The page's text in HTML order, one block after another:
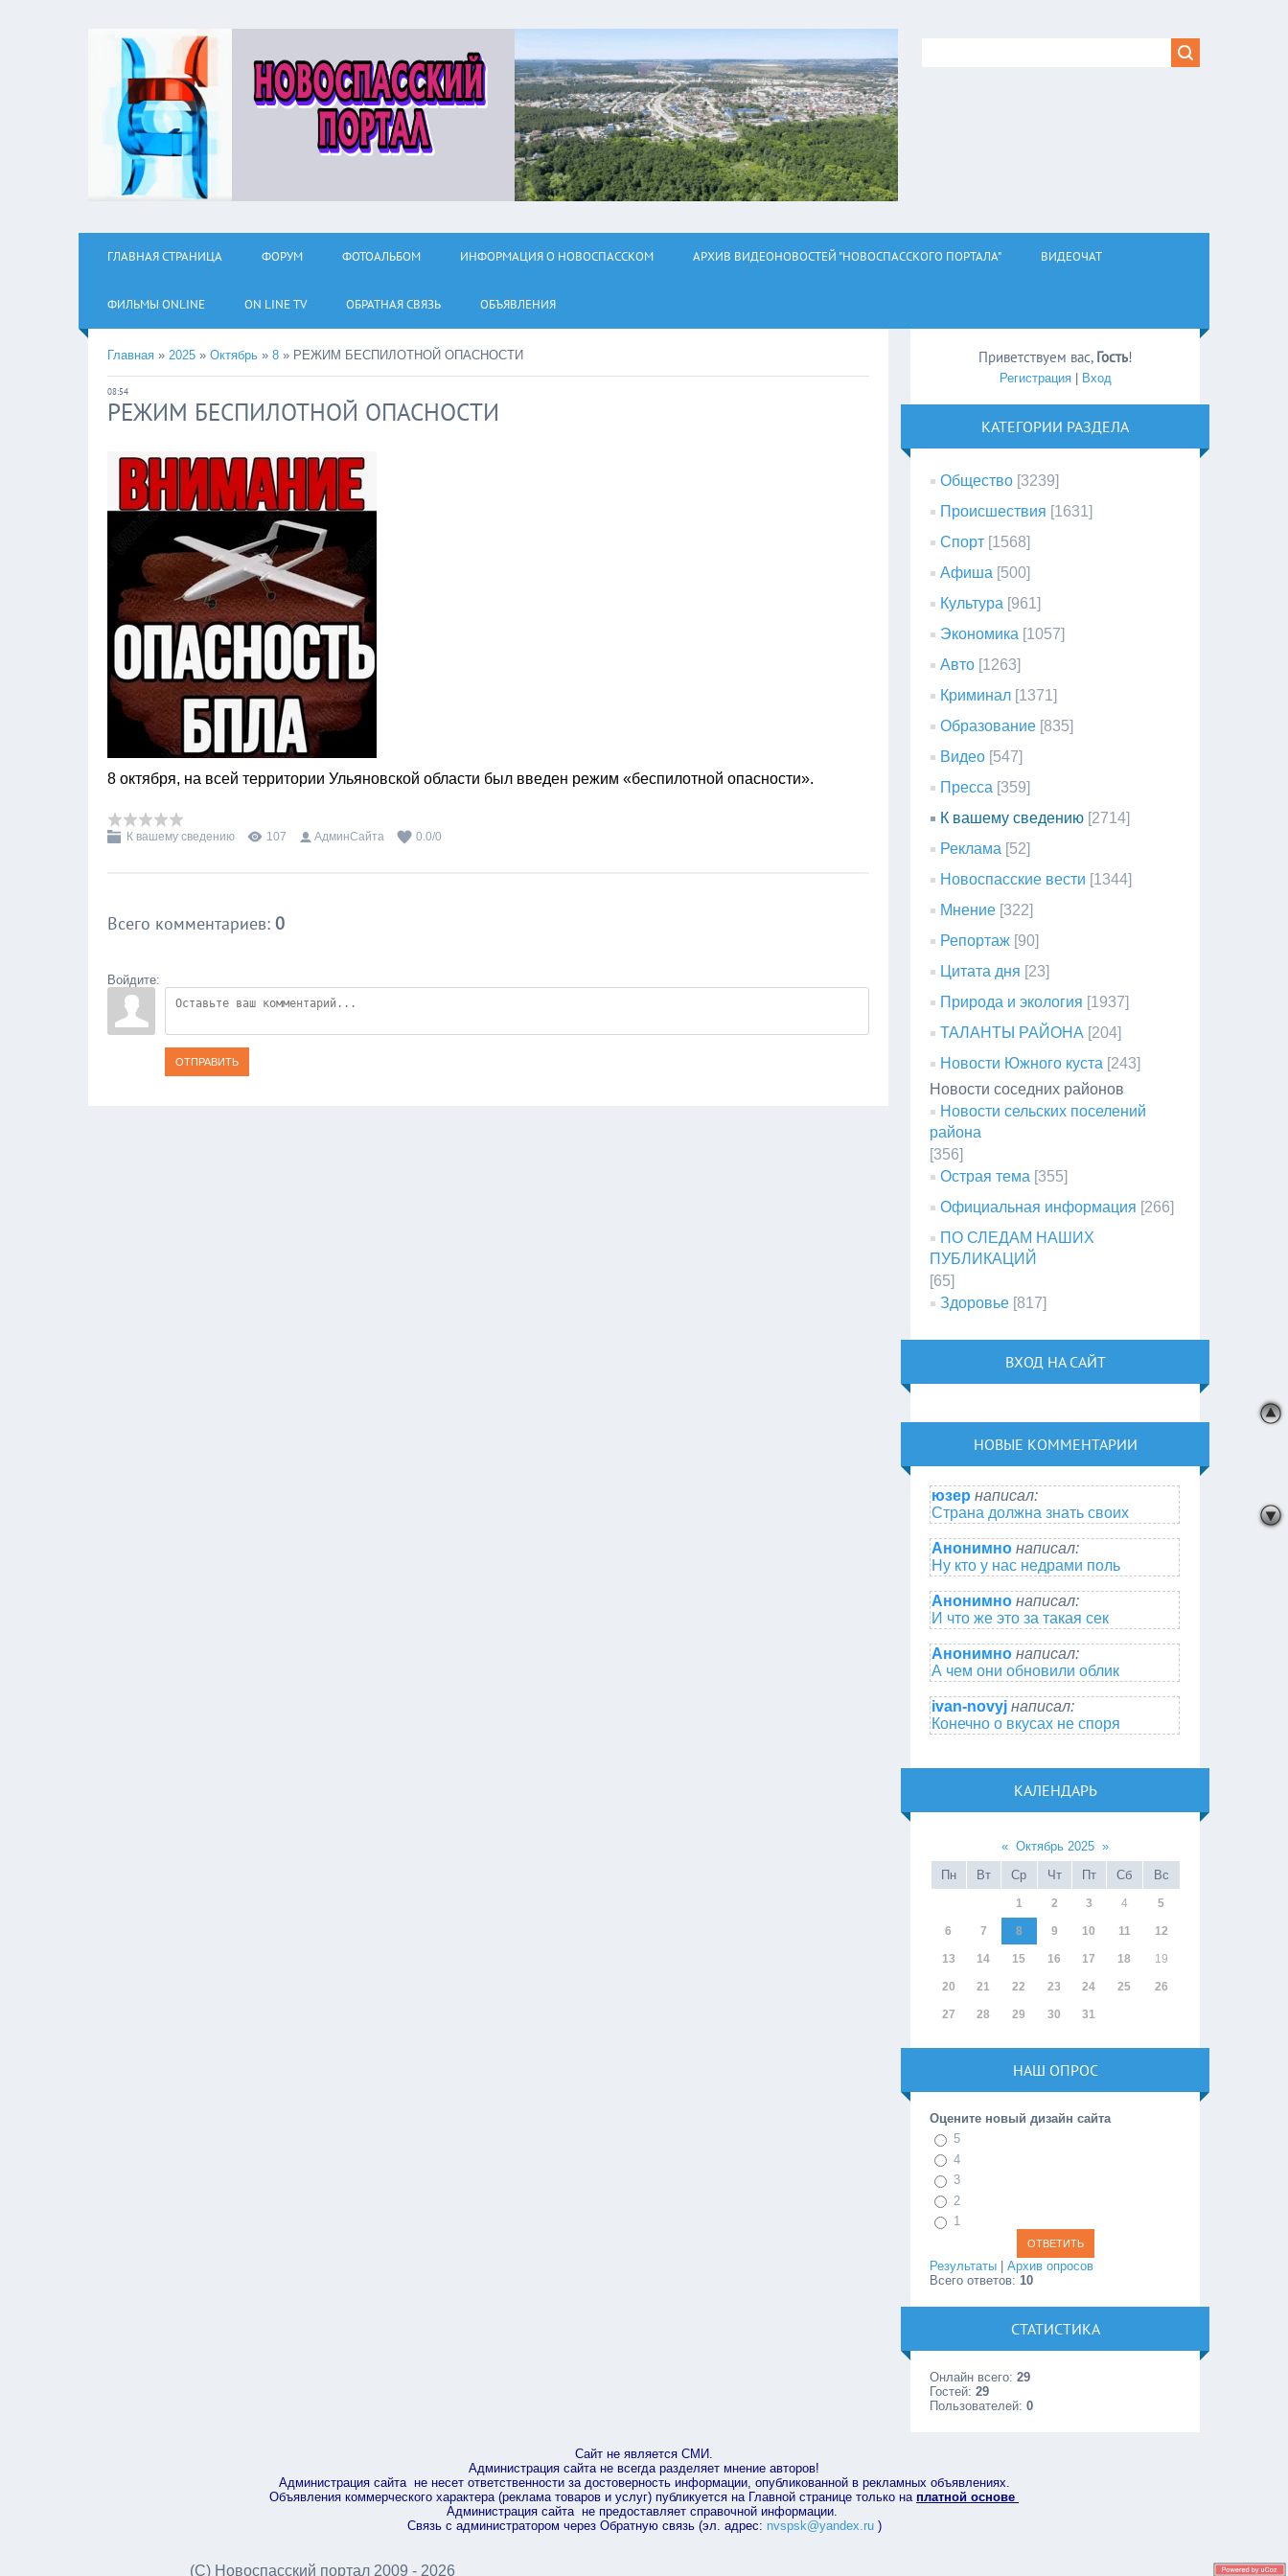
ГЛАВНАЯ СТРАНИЦА ФОРУМ ФОТОАЛЬБОМ ИНФОРМАЦИЯ О НОВОСПАССКОМ АРХИВ ВИДЕОНОВОСТЕЙ "НОВОСПАССКОГО ПОРТАЛА" ВИДЕОЧАТ
ФИЛЬМЫ ОNLINE ON LINE TV ОБРАТНАЯ СВЯЗЬ ОБЪЯВЛЕНИЯ
Главная » 2025 » Октябрь » 8 » РЕЖИМ БЕСПИЛОТНОЙ ОПАСНОСТИ
08:54
РЕЖИМ БЕСПИЛОТНОЙ ОПАСНОСТИ
8 октября, на всей территории Ульяновской области был введен режим «беспилотной опасности».
К вашему сведению 107 АдминСайта 0.0/0
Всего комментариев: 0
Войдите:
ОТПРАВИТЬ
Приветствуем вас, Гость!
Регистрация| Вход
КАТЕГОРИИ РАЗДЕЛА
Общество [3239]
Происшествия [1631]
Спорт [1568]
Афиша [500]
Культура [961]
Экономика [1057]
Авто [1263]
Криминал [1371]
Образование [835]
Видео [547]
Пресса [359]
К вашему сведению [2714]
Реклама [52]
Новоспасские вести [1344]
Мнение [322]
Репортаж [90]
Цитата дня [23]
Природа и экология [1937]
ТАЛАНТЫ РАЙОНА [204]
Новости Южного куста [243]
Новости соседних районов
Новости сельских поселений
района
[356]
Острая тема [355]
Официальная информация [266]
ПО СЛЕДАМ НАШИХ
ПУБЛИКАЦИЙ
[65]
Здоровье [817]
ВХОД НА САЙТ
НОВЫЕ КОММЕНТАРИИ
юзер написал:
Страна должна знать своих
Анонимно написал:
Ну кто у нас недрами поль
Анонимно написал:
И что же это за такая сек
Анонимно написал:
А чем они обновили облик
ivan-novyj написал:
Конечно о вкусах не споря
КАЛЕНДАРЬ
« Октябрь 2025 »
Пн
Вт Ср Чт Пт Сб Вс
1 2 3 4 5
6 7 8 9 10 11 12
13 14 15 16 17 18 19
20 21 22 23 24 25 26
27 28 29 30 31
НАШ ОПРОС
Оцените новый дизайн сайта
5
4
3
2
1
Результаты |Архив опросов
Всего ответов: 10
СТАТИСТИКА
Онлайн всего:29
Гостей:29
Пользователей:0
Сайт не является СМИ.
Администрация сайта не всегда разделяет мнение авторов!
Администрация сайта не несет ответственности за достоверность информации, опубликованной в рекламных объявлениях.
Объявления коммерческого характера (реклама товаров и услуг) публикуется на Главной странице только на платной основе
Администрация сайта не предоставляет справочной информации.
Связь с администратором через Обратную связь (эл. адрес: nvspsk@yandex.ru)
(С) Новоспасский портал 2009 - 2026